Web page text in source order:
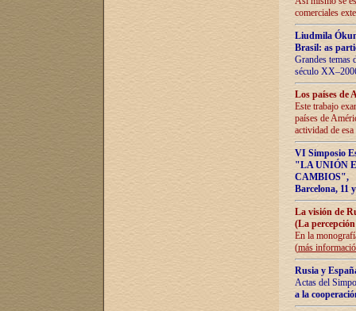
comerciales
Liudmila
Brasil: as
Grandes temas
século
Los países de
Este trabajo
países de
actividad de
VI Simposio
"LA UNIÓN
CAMBIOS",
Barcelona, 11
La visión de
(La
En la
(más
Rusia y
Actas del
a la